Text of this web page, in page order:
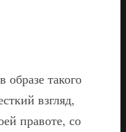
такого
взгляд,
правоте, со